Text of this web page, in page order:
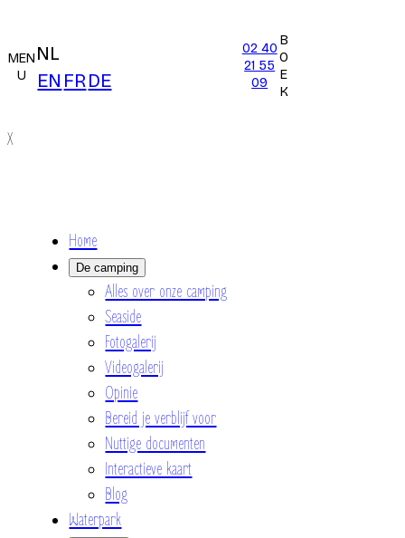
MEN
U
NL
EN FRDE
02 40
21 55
09
B
O
E
K
X
Home
De camping
Alles over onze camping
Seaside
Fotogalerij
Videogalerij
Opinie
Bereid je verblijf voor
Nuttige documenten
Interactieve kaart
Blog
Waterpark